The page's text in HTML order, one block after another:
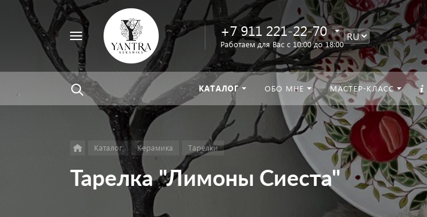
вездеНайти
Например,
велосипед
+7 911 221-22-70
Работаем для Вас с 10:00 до 18:00
КАТАЛОГ ОБО МНЕ МАСТЕР-КЛАСС
Каталог Керамика Тарелки
Тарелка "Лимоны Сиеста"